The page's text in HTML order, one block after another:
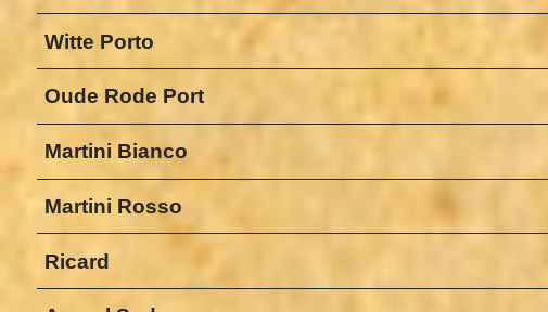
Witte Porto
Oude Rode Port
Martini Bianco
Martini Rosso
Ricard